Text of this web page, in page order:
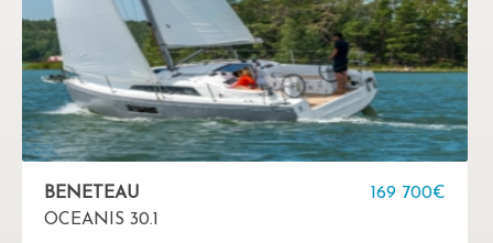
BENETEAU
OCEANIS 30.1
169 700€